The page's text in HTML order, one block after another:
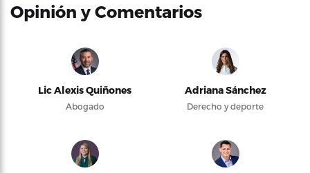
Opinión y Comentarios
Lic Alexis Quiñones
Abogado
Adriana Sánchez
Derecho y deporte